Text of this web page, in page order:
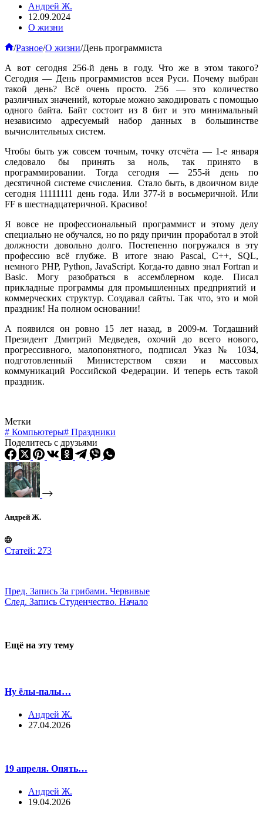
Андрей Ж.
12.09.2024
О жизни
Главная
/Разное/О жизни/День программиста
А вот сегодня 256-й день в году. Что же в этом такого?
Сегодня — День программистов всея Руси. Почему выбран
такой день? Всё очень просто. 256 — это количество
различных значений, которые можно закодировать с помощью
одного байта. Байт состоит из 8 бит и это минимальный
независимо адресуемый набор данных в большинстве
вычислительных систем.
Чтобы быть уж совсем точным, точку отсчёта — 1-е января
следовало бы принять за ноль, так принято в
программировании. Тогда сегодня — 255-й день по
десятичной системе счисления. Стало быть, в двоичном виде
сегодня 11111111 день года. Или 377-й в восьмеричной. Или
FF в шестнадцатеричной. Красиво!
Я вовсе не профессиональный программист и этому делу
специально не обучался, но по ряду причин проработал в этой
должности довольно долго. Постепенно погружался в эту
профессию всё глубже. В итоге знаю Pascal, C++, SQL,
немного PHP, Python, JavaScript. Когда-то давно знал Fortran и
Basic. Могу разобраться в ассемблерном коде. Писал
прикладные программы для промышленных предприятий и
коммерческих структур. Создавал сайты. Так что, это и мой
праздник! На полном основании!
А появился он ровно 15 лет назад, в 2009-м. Тогдашний
Президент Дмитрий Медведев, охочий до всего нового,
прогрессивного, малопонятного, подписал Указ № 1034,
подготовленный Министерством связи и массовых
коммуникаций Российской Федерации. И теперь есть такой
праздник.
Метки
# Компьютеры# Праздники
Поделитесь с друзьями
Андрей Ж.
Статей: 273
Пред. Запись За грибами. Червивые
След. Запись Студенчество. Начало
Ещё на эту тему
Ну ёлы-палы…
Андрей Ж.
27.04.2026
19 апреля. Опять…
Андрей Ж.
19.04.2026